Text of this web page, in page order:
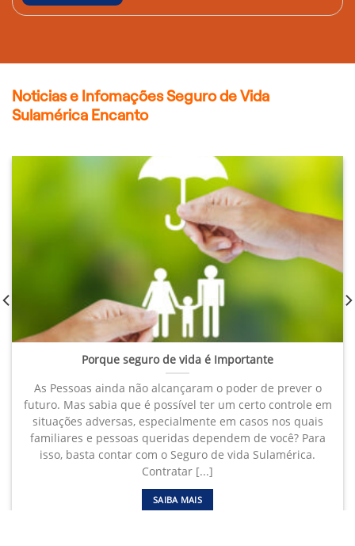
Noticias e Infomações Seguro de Vida
Sulamérica Encanto
Porque seguro de vida é Importante
As Pessoas ainda não alcançaram o poder de prever o
futuro. Mas sabia que é possível ter um certo controle em
situações adversas, especialmente em casos nos quais
familiares e pessoas queridas dependem de você? Para
isso, basta contar com o Seguro de vida Sulamérica.
Contratar [...]
SAIBA MAIS